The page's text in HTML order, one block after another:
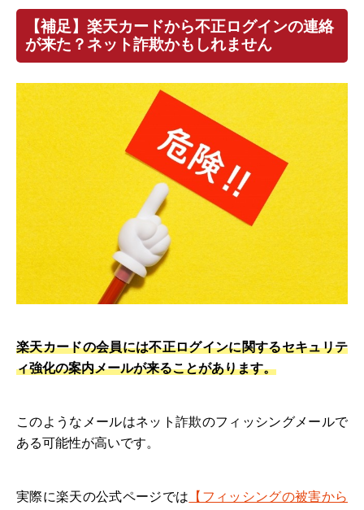
【補足】楽天カードから不正ログインの連絡
が来た？ネット詐欺かもしれません
楽天カードの会員には不正ログインに関するセキュリテ
ィ強化の案内メールが来ることがあります。
このようなメールはネット詐欺のフィッシングメールで
ある可能性が高いです。
実際に楽天の公式ページでは 【フィッシングの被害から